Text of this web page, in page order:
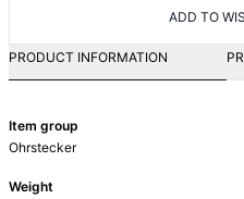
ADD TO
PRODUCT INFORMATION
Item group
Ohrstecker
Weight